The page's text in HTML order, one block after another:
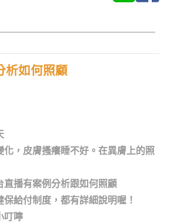
析如何照顧
化，皮膚搔癢睡不好。在異膚上的照
直播有案例分析跟如何照顧
保給付制度，都有詳細說明喔！
叮嚀